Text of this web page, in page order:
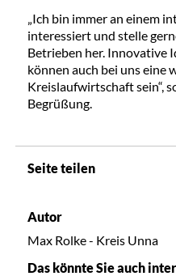
„Ich bin immer an einem
interessiert und stelle
Betrieben her. Innovative
können auch bei uns eine
Kreislaufwirtschaft sein“,
Begrüßung.
Seite teilen
Autor
Max Rolke - Kreis Unna
Das könnte Sie auch